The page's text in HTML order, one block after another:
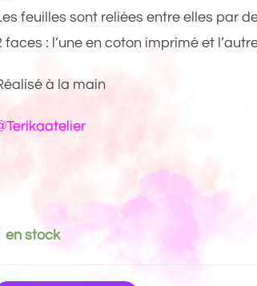
feuilles sont reliées entre elles par
faces : l’une en coton imprimé et
à la main
en stock